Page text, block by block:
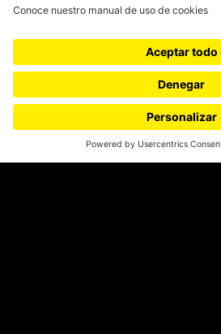
¿Quieres escribir en 070?
CONTÁCTANOS
cerosetenta@uniandes.edu.co